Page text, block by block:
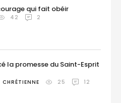
qui fait obéir
42 2
la promesse du Saint-Esprit
25 12